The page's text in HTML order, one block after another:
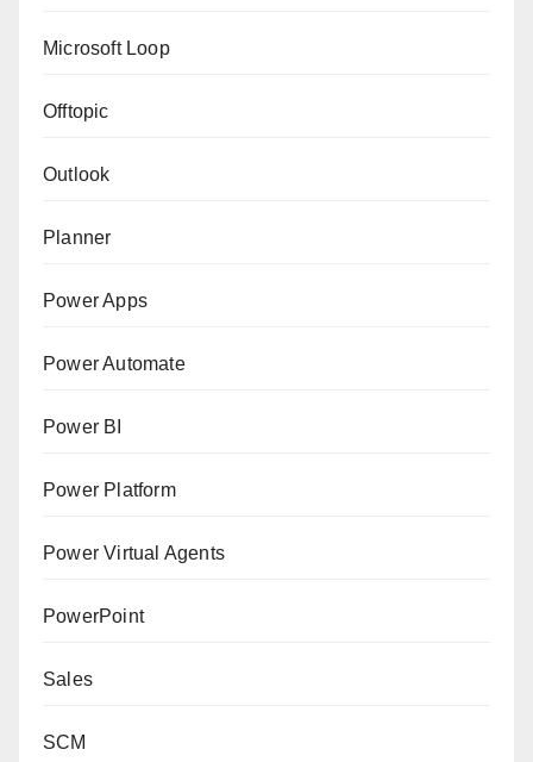
Microsoft Loop
Offtopic
Outlook
Planner
Power Apps
Power Automate
Power BI
Power Platform
Power Virtual Agents
PowerPoint
Sales
SCM